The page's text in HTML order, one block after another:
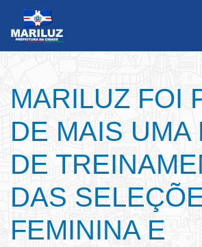
MARILUZ FOI
DE MAIS UMA
DE
DAS
FEMININA E